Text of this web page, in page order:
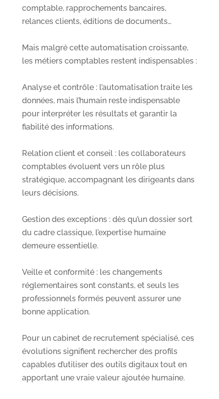
comptable, rapprochements bancaires,
relances clients, éditions de documents…
Mais malgré cette automatisation croissante,
les métiers comptables restent indispensables :
Analyse et contrôle : l’automatisation traite les
données, mais l’humain reste indispensable
pour interpréter les résultats et garantir la
fiabilité des informations.
Relation client et conseil : les collaborateurs
comptables évoluent vers un rôle plus
stratégique, accompagnant les dirigeants dans
leurs décisions.
Gestion des exceptions : dès qu’un dossier sort
du cadre classique, l’expertise humaine
demeure essentielle.
Veille et conformité : les changements
réglementaires sont constants, et seuls les
professionnels formés peuvent assurer une
bonne application.
Pour un cabinet de recrutement spécialisé, ces
évolutions signifient rechercher des profils
capables d’utiliser des outils digitaux tout en
apportant une vraie valeur ajoutée humaine.